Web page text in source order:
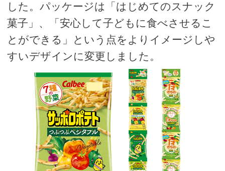
した。パッケージは「はじめてのスナック
菓子」、「安心して子どもに食べさせるこ
とができる」という点をよりイメージしや
すいデザインに変更しました。